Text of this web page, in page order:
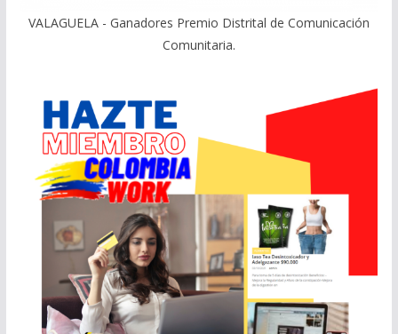
VALAGUELA - Ganadores Premio Distrital de Comunicación
Comunitaria.